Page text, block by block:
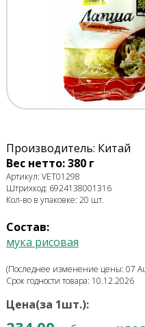
Производитель: Китай
Вес нетто: 380 г
Артикул: VET01298
Штрихкод: 6924138001316
Кол-во в упаковке: 20 шт.
Состав:
мука рисовая
(Последнее изменение цены: 07
Срок годности товара: 10.12.2026
Цена(за 1шт.):